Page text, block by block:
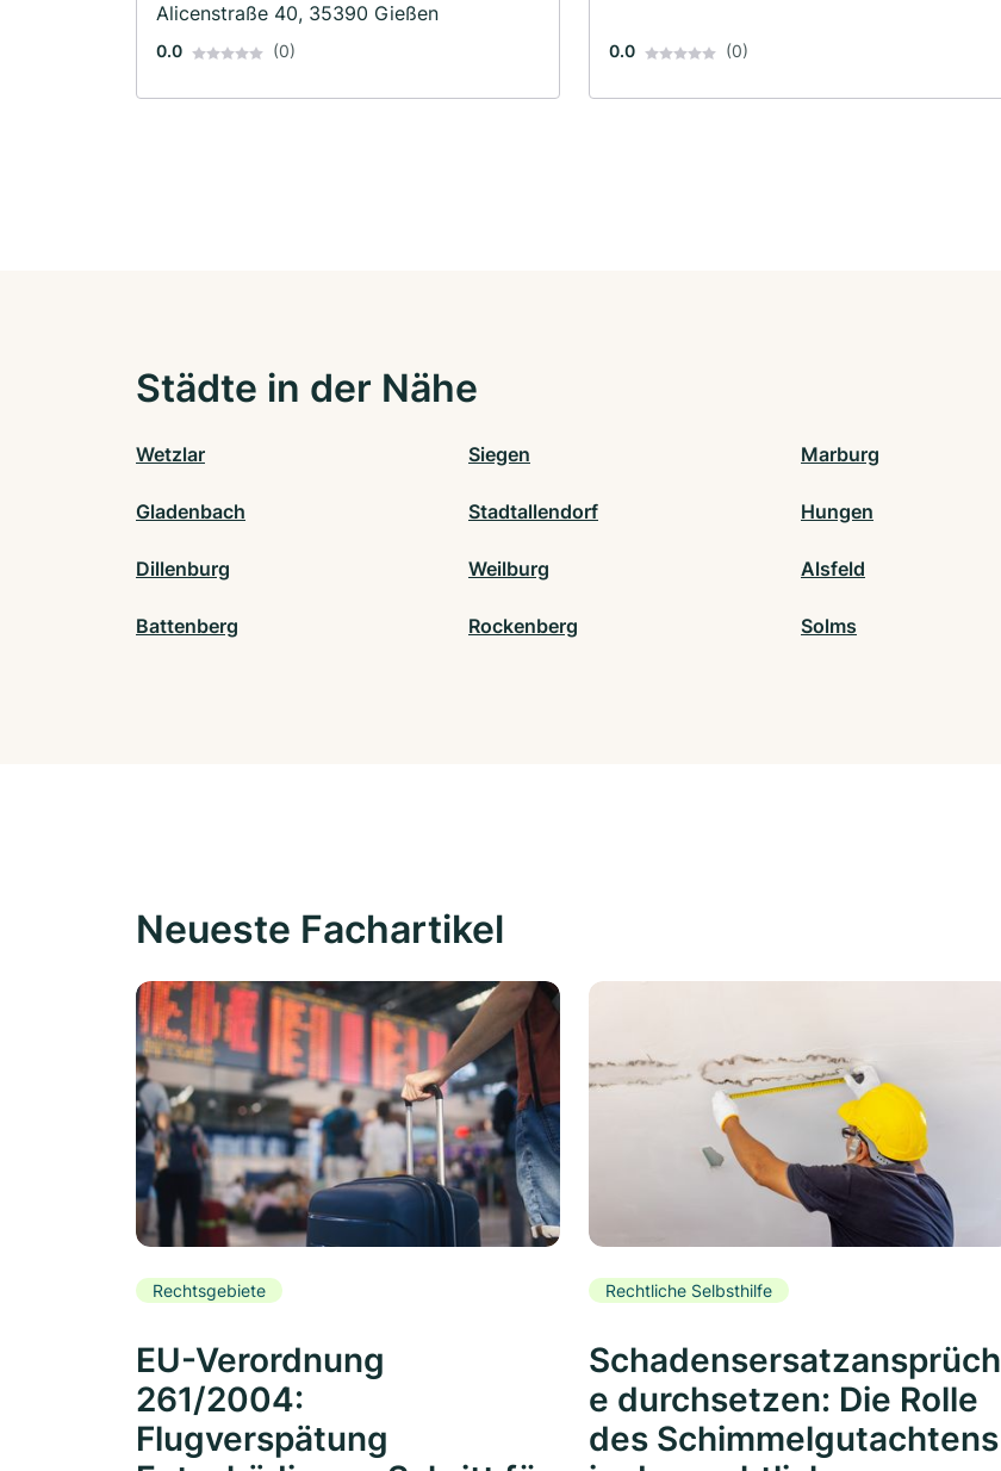
Alicenstraße 40, 35390 Gießen
0.0 (0) 0.0 (0)
Städte in der Nähe
Wetzlar Siegen Marburg
Gladenbach Stadtallendorf Hungen
Dillenburg Weilburg Alsfeld
Battenberg Rockenberg Solms
Neueste Fachartikel
Rechtsgebiete
EU-Verordnung
261/2004:
Flugverspätung
Rechtliche Selbsthilfe
Schadensersatzansprüch
e durchsetzen: Die Rolle
des Schimmelgutachtens